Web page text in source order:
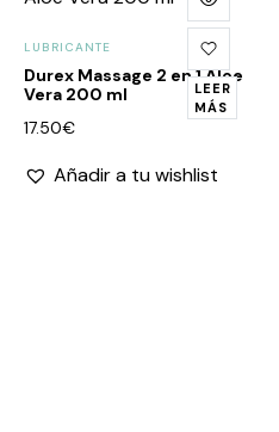
LEER
MÁS
LUBRICANTE
Durex Massage 2 en 1 Aloe
Vera 200 ml
17.50€
Añadir a tu wishlist